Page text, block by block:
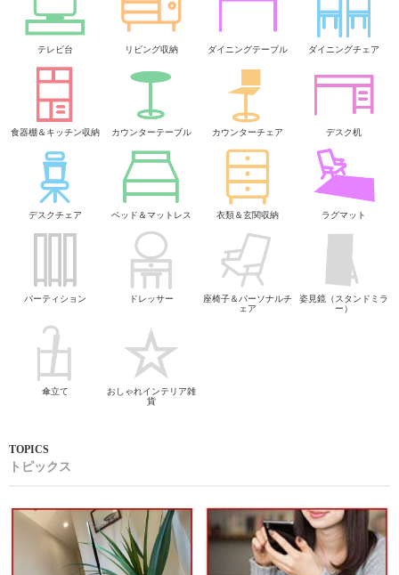
テレビ台 リビング収納 ダイニングテーブル ダイニングチェア
食器棚＆キッチン収納 カウンターテーブル カウンターチェア デスク机
デスクチェア ベッド＆マットレス 衣類＆玄関収納 ラグマット
パーティション ドレッサー
座椅子＆パーソナルチ
ェア
姿見鏡（スタンドミラ
ー）
傘立て
おしゃれインテリア雑
貨
トピックス